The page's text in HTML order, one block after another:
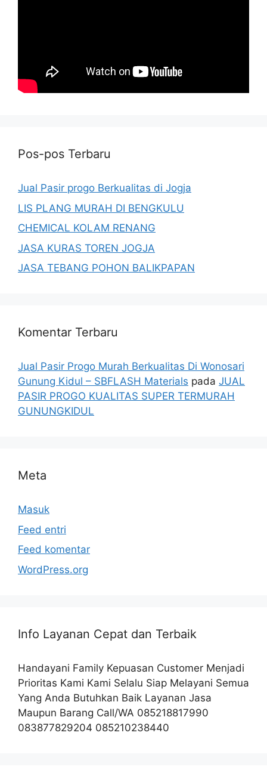
Pos-pos Terbaru
Jual Pasir progo Berkualitas di Jogja
LIS PLANG MURAH DI BENGKULU
CHEMICAL KOLAM RENANG
JASA KURAS TOREN JOGJA
JASA TEBANG POHON BALIKPAPAN
Komentar Terbaru
Jual Pasir Progo Murah Berkualitas Di Wonosari
Gunung Kidul – SBFLASH Materials pada JUAL
PASIR PROGO KUALITAS SUPER TERMURAH
GUNUNGKIDUL
Meta
Masuk
Feed entri
Feed komentar
WordPress.org
Info Layanan Cepat dan Terbaik
Handayani Family Kepuasan Customer Menjadi
Prioritas Kami Kami Selalu Siap Melayani Semua
Yang Anda Butuhkan Baik Layanan Jasa
Maupun Barang Call/WA 085218817990
083877829204 085210238440